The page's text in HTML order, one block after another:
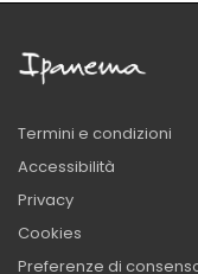
Termini e condizioni
Accessibilità
Privacy
Cookies
Preferenze di